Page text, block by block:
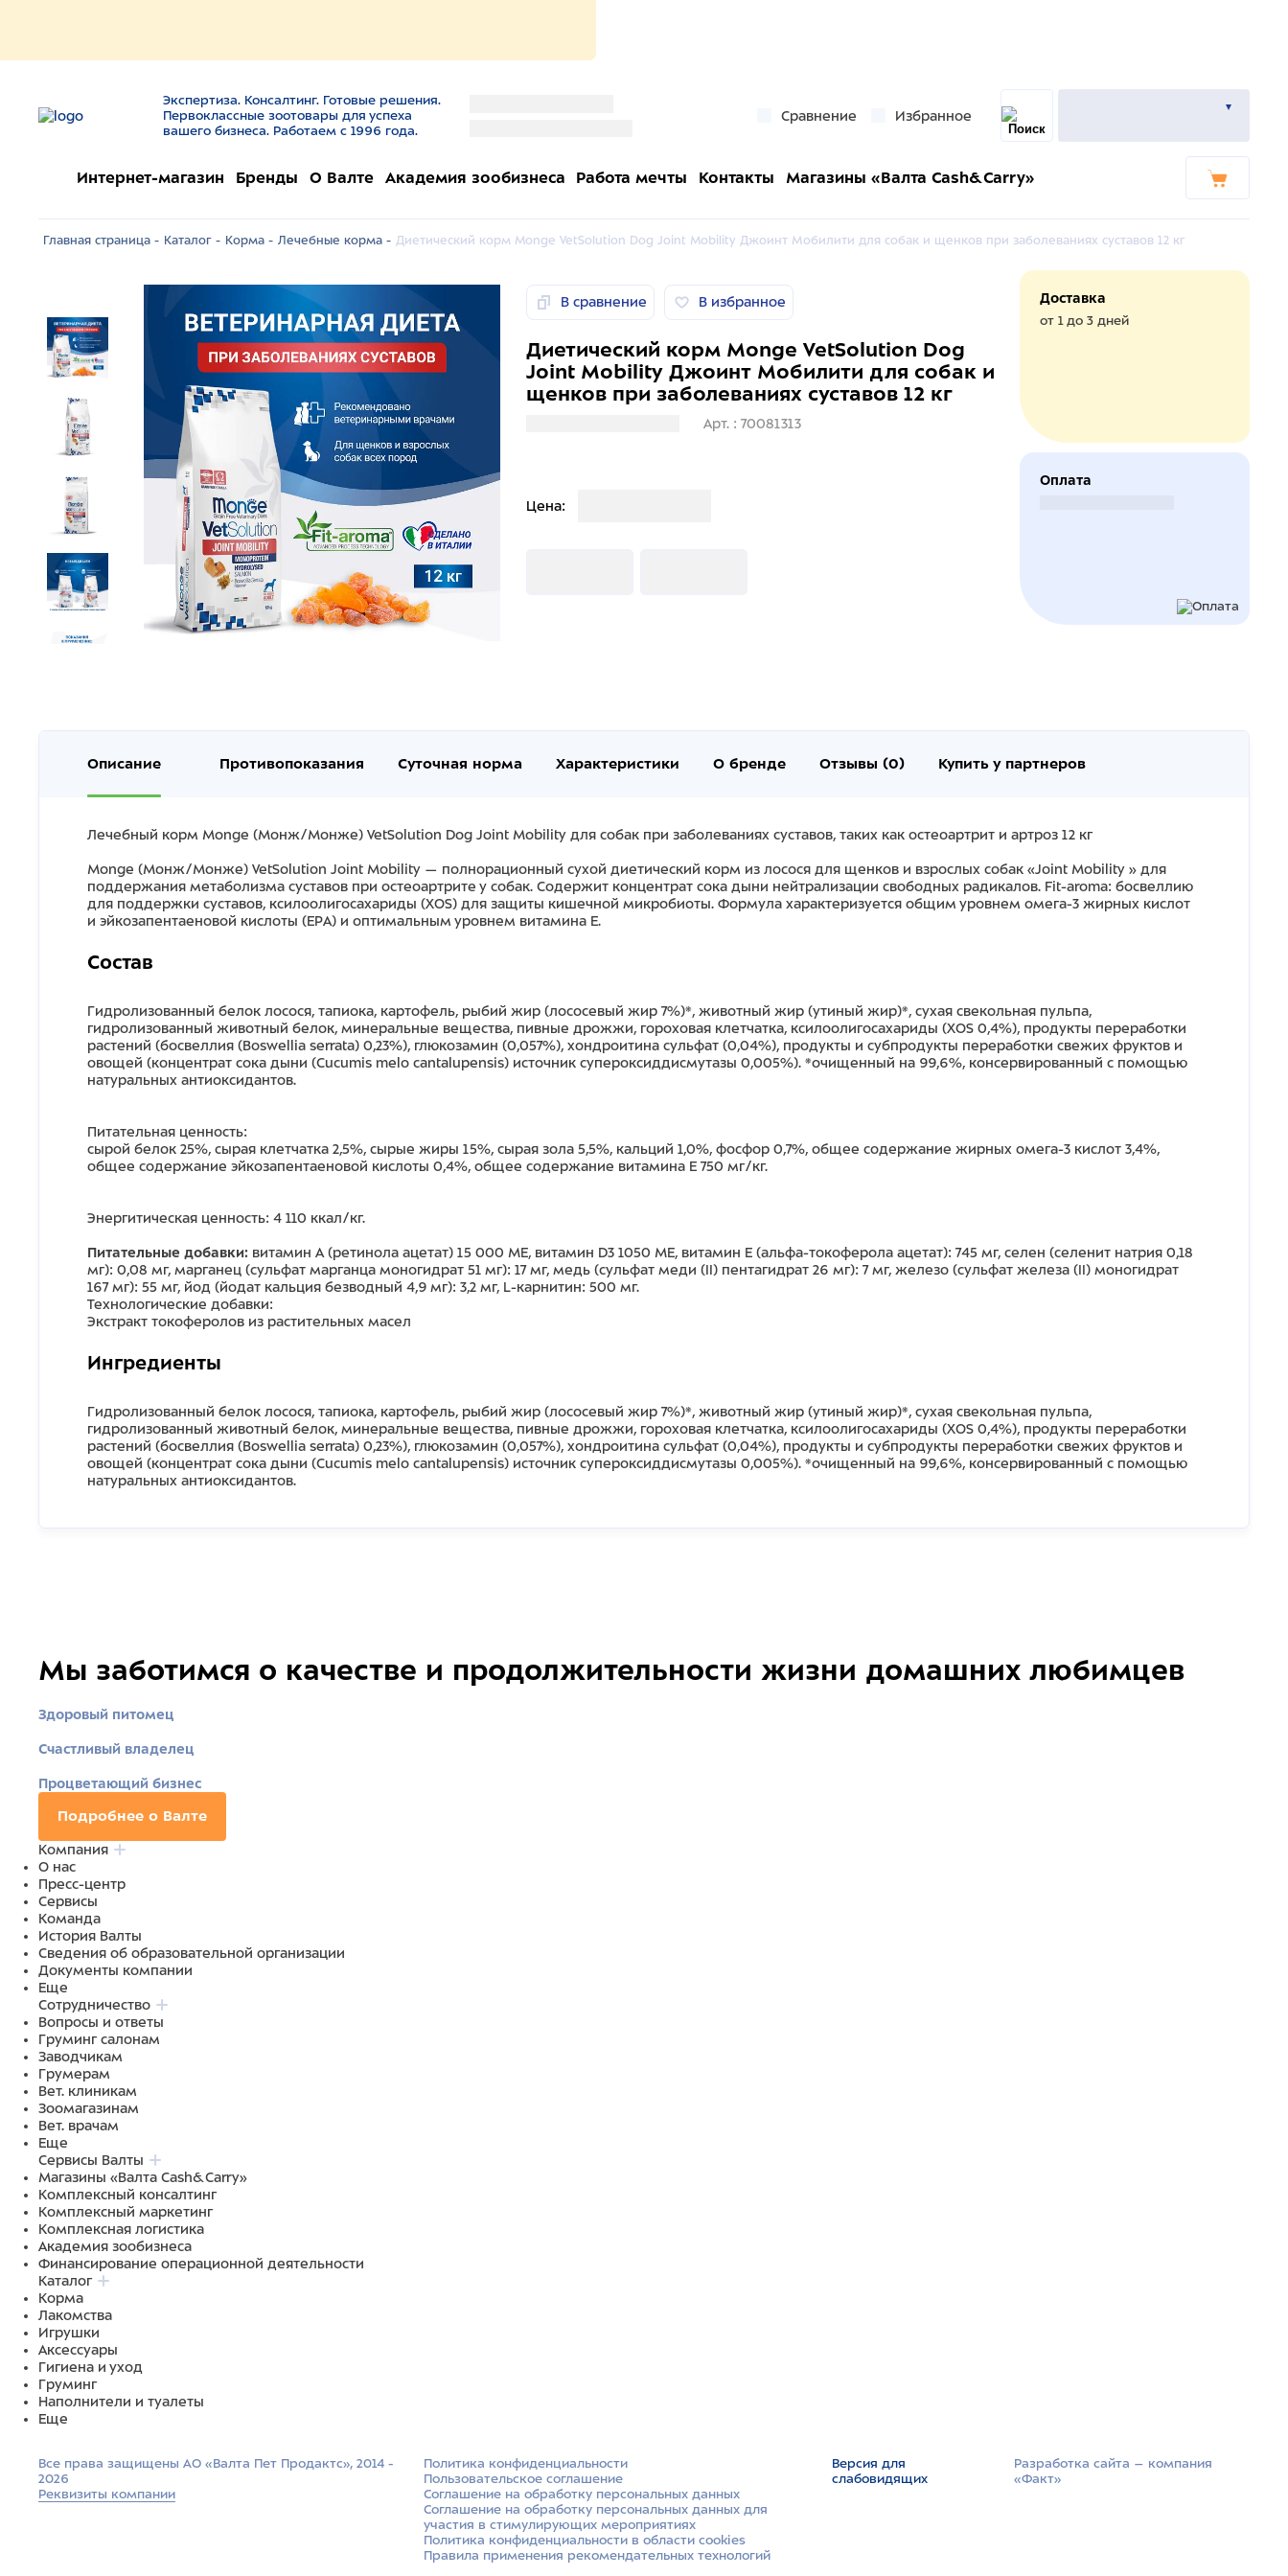
Экспертиза. Консалтинг. Готовые решения.
Первоклассные зоотовары для успеха
вашего бизнеса. Работаем с 1996 года.
Сравнение Избранное
Интернет-магазин Бренды О Валте Академия зообизнеса Работа мечты Контакты Магазины «Валта Cash&Carry»
Главная страница - Каталог - Корма - Лечебные корма - Диетический корм Monge VetSolution Dog Joint Mobility Джоинт Мобилити для собак и щенков при заболеваниях суставов 12 кг
В сравнение В избранное
Диетический корм Monge VetSolution Dog
Joint Mobility Джоинт Мобилити для собак и
щенков при заболеваниях суставов 12 кг
Арт. : 70081313
Цена:
Доставка
от 1 до 3 дней
Оплата
Описание Противопоказания Суточная норма Характеристики О бренде Отзывы (0) Купить у партнеров
Лечебный корм Monge (Монж/Монже) VetSolution Dog Joint Mobility для собак при заболеваниях суставов, таких как остеоартрит и артроз 12 кг
Monge (Монж/Монже) VetSolution Joint Mobility — полнорационный сухой диетический корм из лосося для щенков и взрослых собак «Joint Mobility » для
поддержания метаболизма суставов при остеоартрите у собак. Содержит концентрат сока дыни нейтрализации свободных радикалов. Fit-aroma: босвеллию
для поддержки суставов, ксилоолигосахариды (XOS) для защиты кишечной микробиоты. Формула характеризуется общим уровнем омега-3 жирных кислот
и эйкозапентаеновой кислоты (EPA) и оптимальным уровнем витамина E.
Состав
Гидролизованный белок лосося, тапиока, картофель, рыбий жир (лососевый жир 7%)*, животный жир (утиный жир)*, сухая свекольная пульпа,
гидролизованный животный белок, минеральные вещества, пивные дрожжи, гороховая клетчатка, ксилоолигосахариды (XOS 0,4%), продукты переработки
растений (босвеллия (Boswellia serrata) 0,23%), глюкозамин (0,057%), хондроитина сульфат (0,04%), продукты и субпродукты переработки свежих фруктов и
овощей (концентрат сока дыни (Cucumis melo cantalupensis) источник супероксиддисмутазы 0,005%). *очищенный на 99,6%, консервированный с помощью
натуральных антиоксидантов.
Питательная ценность:
сырой белок 25%, сырая клетчатка 2,5%, сырые жиры 15%, сырая зола 5,5%, кальций 1,0%, фосфор 0,7%, общее содержание жирных омега-3 кислот 3,4%,
общее содержание эйкозапентаеновой кислоты 0,4%, общее содержание витамина E 750 мг/кг.
Энергитическая ценность: 4 110 ккал/кг.
Питательные добавки: витамин A (ретинола ацетат) 15 000 МЕ, витамин D3 1050 МЕ, витамин Е (альфа-токоферола ацетат): 745 мг, селен (селенит натрия 0,18
мг): 0,08 мг, марганец (сульфат марганца моногидрат 51 мг): 17 мг, медь (сульфат меди (II) пентагидрат 26 мг): 7 мг, железо (сульфат железа (II) моногидрат
167 мг): 55 мг, йод (йодат кальция безводный 4,9 мг): 3,2 мг, L-карнитин: 500 мг.
Технологические добавки:
Экстракт токоферолов из растительных масел
Ингредиенты
Гидролизованный белок лосося, тапиока, картофель, рыбий жир (лососевый жир 7%)*, животный жир (утиный жир)*, сухая свекольная пульпа,
гидролизованный животный белок, минеральные вещества, пивные дрожжи, гороховая клетчатка, ксилоолигосахариды (XOS 0,4%), продукты переработки
растений (босвеллия (Boswellia serrata) 0,23%), глюкозамин (0,057%), хондроитина сульфат (0,04%), продукты и субпродукты переработки свежих фруктов и
овощей (концентрат сока дыни (Cucumis melo cantalupensis) источник супероксиддисмутазы 0,005%). *очищенный на 99,6%, консервированный с помощью
натуральных антиоксидантов.
Мы заботимся о качестве и продолжительности жизни домашних любимцев
Здоровый питомец
Счастливый владелец
Процветающий бизнес
Подробнее о Валте
Компания
О нас
Пресс-центр
Сервисы
Команда
История Валты
Сведения об образовательной организации
Документы компании
Еще
Сотрудничество
Вопросы и ответы
Груминг салонам
Заводчикам
Грумерам
Вет. клиникам
Зоомагазинам
Вет. врачам
Еще
Сервисы Валты
Магазины «Валта Cash&Carry»
Комплексный консалтинг
Комплексный маркетинг
Комплексная логистика
Академия зообизнеса
Финансирование операционной деятельности
Каталог
Корма
Лакомства
Игрушки
Аксессуары
Гигиена и уход
Груминг
Наполнители и туалеты
Еще
Все права защищены АО «Валта Пет Продактс», 2014 -
2026
Реквизиты компании
Политика конфиденциальности
Пользовательское соглашение
Соглашение на обработку персональных данных
Соглашение на обработку персональных данных для
участия в стимулирующих мероприятиях
Политика конфиденциальности в области cookies
Правила применения рекомендательных технологий
Версия для
слабовидящих
Разработка сайта –­ компания
«Факт»